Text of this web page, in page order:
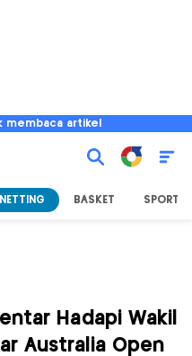
membaca artikel
NETTING BASKET SPORT
Hadapi Wakil
Australia Open